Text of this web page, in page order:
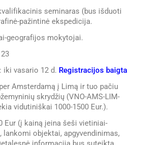
seminaras (bus išduoti
pažintinė ekspedicija.
geografijos mokytojai.
: iki vasario 12 d. Registracijos baigta
Amsterdamą į Limą ir tuo pačiu
skrydžių (VNO-AMS-LIM-
vidutiniškai 1000-1500 Eur.).
Eur (į kainą įeina šeši vietiniai-
lankomi objektai, apgyvendinimas,